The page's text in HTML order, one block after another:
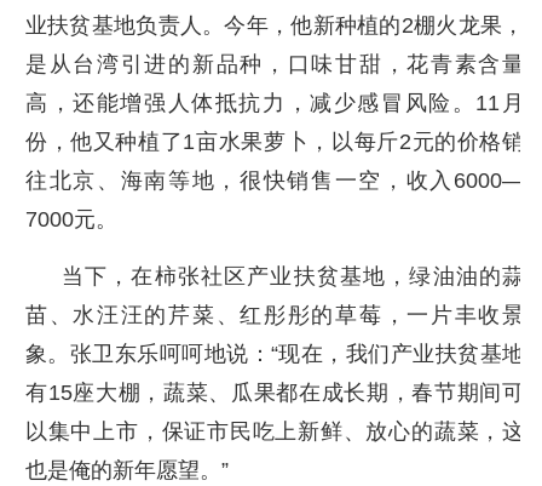
业扶贫基地负责人。今年，他新种植的2棚火龙果，
是从台湾引进的新品种，口味甘甜，花青素含量
高，还能增强人体抵抗力，减少感冒风险。11月
份，他又种植了1亩水果萝卜，以每斤2元的价格销
往北京、海南等地，很快销售一空，收入6000—
7000元。
当下，在柿张社区产业扶贫基地，绿油油的蒜
苗、水汪汪的芹菜、红彤彤的草莓，一片丰收景
象。张卫东乐呵呵地说：“现在，我们产业扶贫基地
有15座大棚，蔬菜、瓜果都在成长期，春节期间可
以集中上市，保证市民吃上新鲜、放心的蔬菜，这
也是俺的新年愿望。”